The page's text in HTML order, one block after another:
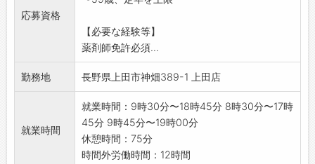
く「一店舗一経営」
の事業理念に基づき、社歴やポジションに関係
なく、意見を出し合
いお店を作り上げています。当社はチェーン展
つとして同じ店舗はありません!
【仕事の変更範囲:変更なし】
応募資格
【必要な経験等】
薬剤師免許必須...
勤務地 長野県上田市神畑389-1 上田店
就業時間
就業時間：9時30分〜18時45分 8時30分〜17時
45分 9時45分〜19時00分
休憩時間：75分
時間外労働時間：12時間